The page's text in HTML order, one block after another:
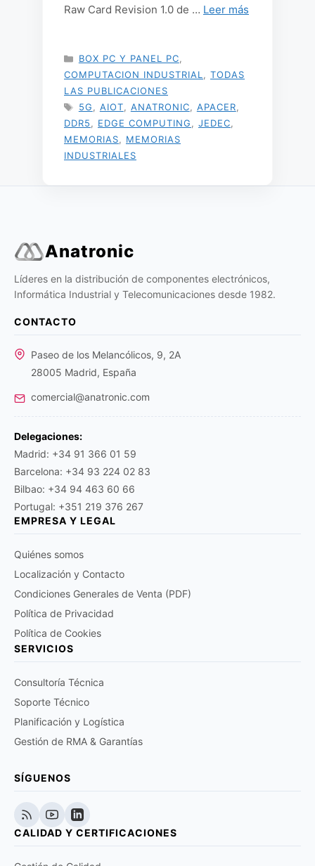
Raw Card Revision 1.0 de … Leer más
CATEGORÍAS
BOX PC Y PANEL PC
COMPUTACION INDUSTRIAL
TODAS
LAS PUBLICACIONES
ETIQUETAS
5G AIOT ANATRONIC APACER
DDR5
EDGE COMPUTING JEDEC
MEMORIAS
MEMORIAS
INDUSTRIALES
Anatronic
Líderes en la distribución de componentes electrónicos,
Informática Industrial y Telecomunicaciones desde 1982.
CONTACTO
Paseo de los Melancólicos, 9, 2A
28005 Madrid, España
comercial@anatronic.com
Delegaciones:
Madrid: +34 91 366 01 59
Barcelona: +34 93 224 02 83
Bilbao: +34 94 463 60 66
Portugal: +351 219 376 267
EMPRESA Y LEGAL
Quiénes somos
Localización y Contacto
Condiciones Generales de Venta (PDF)
Política de Privacidad
Política de Cookies
SERVICIOS
Consultoría Técnica
Soporte Técnico
Planificación y Logística
Gestión de RMA & Garantías
SÍGUENOS
CALIDAD Y CERTIFICACIONES